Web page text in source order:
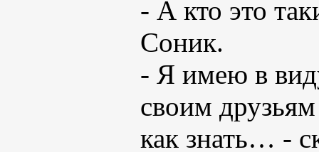
- А кто это
Соник.
- Я имею в
своим друзьям
как знать… -